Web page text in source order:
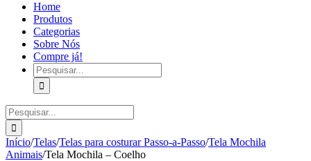
Home
Produtos
Categorias
Sobre Nós
Compre já!
Pesquisar
Pesquisar
Início/Telas/Telas para costurar Passo-a-Passo/Tela Mochila
Animais/Tela Mochila – Coelho